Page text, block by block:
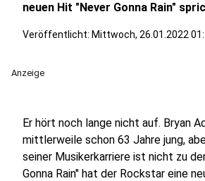
neuen Hit "Never Gonna Rain"
Veröffentlicht: Mittwoch, 26.01.2022
Anzeige
Er hört noch lange nicht auf. Bryan
mittlerweile schon 63 Jahre jung,
seiner Musikerkarriere ist nicht zu
Gonna Rain" hat der Rockstar eine